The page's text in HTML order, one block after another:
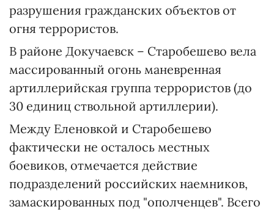
разрушения гражданских объектов от
огня террористов.
В районе Докучаевск – Старобешево вела
массированный огонь маневренная
артиллерийская группа террористов (до
30 единиц ствольной артиллерии).
Между Еленовкой и Старобешево
фактически не осталось местных
боевиков, отмечается действие
подразделений российских наемников,
замаскированных под "ополченцев". Всего